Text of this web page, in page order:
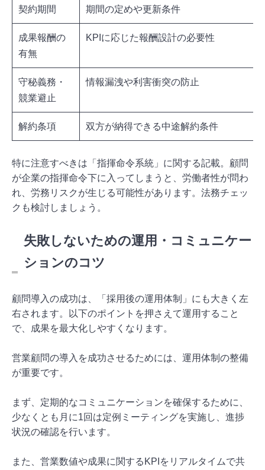
契約期間 期間の定めや更新条件
成果報酬の
有無
KPIに応じた報酬設計の必要性
守秘義務・
競業避止
情報漏洩や利害衝突の防止
解約条項 双方が納得できる中途解約条件
特に注意すべきは「指揮命令系統」に関する記載。顧問
が企業の指揮命令下に入ってしまうと、労働者性が問わ
れ、労務リスクが生じる可能性があります。法務チェッ
クも検討しましょう。
失敗しないための運用・コミュニケー
ションのコツ
顧問導入の成功は、「採用後の運用体制」にも大きく左
右されます。以下のポイントを押さえて運用すること
で、成果を最大化しやすくなります。
営業顧問の導入を成功させるためには、運用体制の整備
が重要です。
まず、定期的なコミュニケーションを確保するために、
少なくとも月に1回は定例ミーティングを実施し、進捗
状況の確認を行います。
また、営業数値や成果に関するKPIをリアルタイムで共